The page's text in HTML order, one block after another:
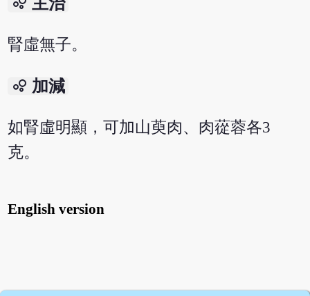
腎虛無子。
bubble_chart 加減
如腎虛明顯，可加山萸肉、肉蓯蓉各3
克。
English version